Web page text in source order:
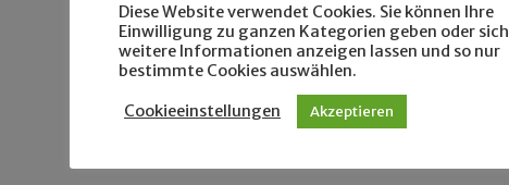
Diese Website verwendet Cookies. Sie können Ihre
Einwilligung zu ganzen Kategorien geben oder sich
weitere Informationen anzeigen lassen und so nur
bestimmte Cookies auswählen.
Cookieeinstellungen Akzeptieren